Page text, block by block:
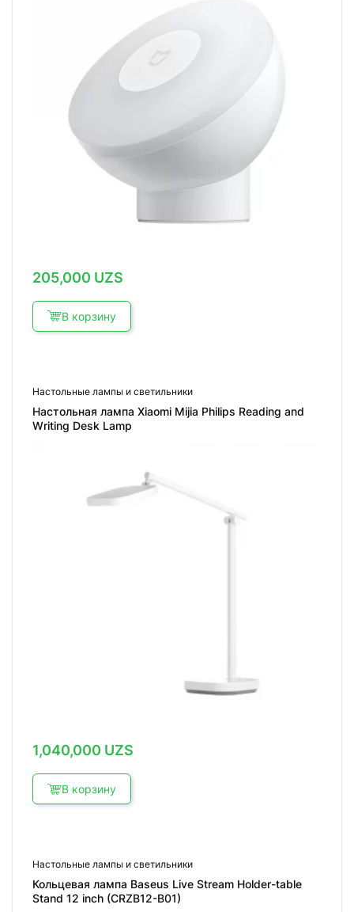
205,000 UZS
В корзину
Настольные лампы и светильники
Настольная лампа Xiaomi Mijia Philips Reading and
Writing Desk Lamp
1,040,000 UZS
В корзину
Настольные лампы и светильники
Кольцевая лампа Baseus Live Stream Holder-table
Stand 12 inch (CRZB12-B01)